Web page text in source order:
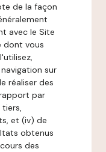
de la façon
avec le Site
dont vous
sur
réaliser des
par
et (iv) de
obtenus
des